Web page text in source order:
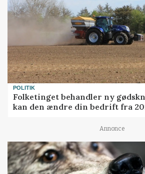
POLITIK
Folketinget behandler ny
kan den ændre din bedrift fra
Annonce